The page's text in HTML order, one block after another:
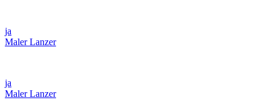
ja
Maler Lanzer
ja
Maler Lanzer